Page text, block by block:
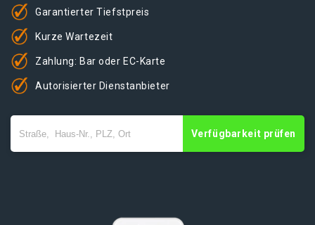
Garantierter Tiefstpreis
Kurze Wartezeit
Zahlung: Bar oder EC-Karte
Autorisierter Dienstanbieter
Verfügbarkeit prüfen